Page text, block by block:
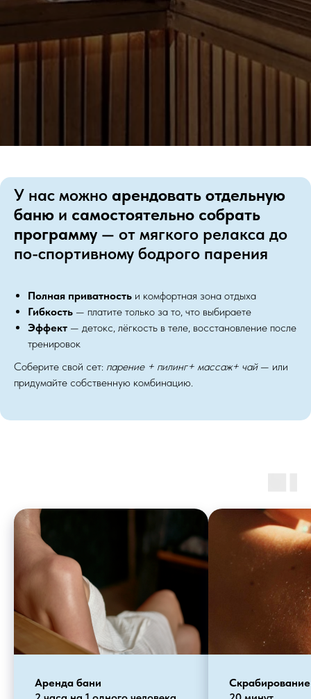
У нас можно арендовать отдельную
баню и самостоятельно собрать
программу — от мягкого релакса до
по-спортивному бодрого парения
Полная приватность и комфортная зона отдыха
Гибкость — платите только за то, что выбираете
Эффект — детокс, лёгкость в теле, восстановление после
тренировок
Соберите свой сет: парение + пилинг+ массаж+ чай— или
придумайте собственную комбинацию.
Аренда бани
Скрабирование